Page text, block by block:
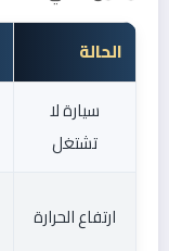
الحالة
سيارة لا
تشتغل
ارتفاع الحرارة